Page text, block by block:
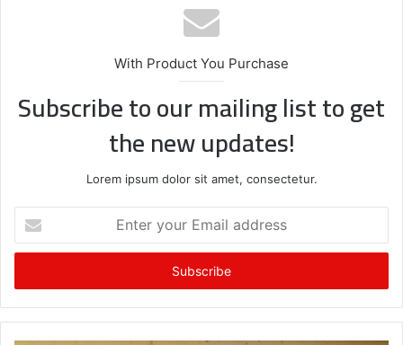
With Product You Purchase
Subscribe to our mailing list to get
the new updates!
Lorem ipsum dolor sit amet, consectetur.
t
r
y